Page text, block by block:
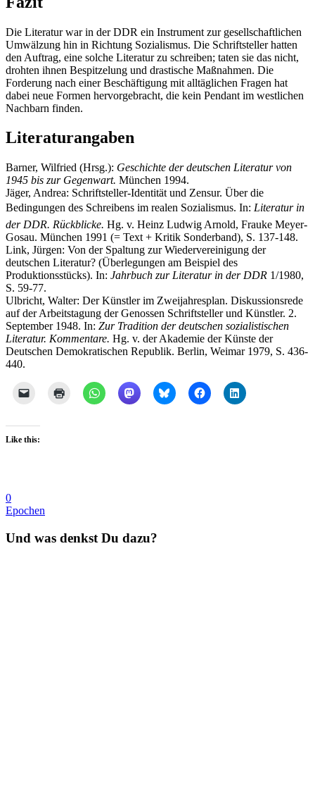
Die Literatur war in der DDR ein Instrument zur gesellschaftlichen
Umwälzung hin in Richtung Sozialismus. Die Schriftsteller hatten
den Auftrag, eine solche Literatur zu schreiben; taten sie das nicht,
drohten ihnen Bespitzelung und drastische Maßnahmen. Die
Forderung nach einer Beschäftigung mit alltäglichen Fragen hat
dabei neue Formen hervorgebracht, die kein Pendant im westlichen
Nachbarn finden.
Literaturangaben
Barner, Wilfried (Hrsg.): Geschichte der deutschen Literatur von
1945 bis zur Gegenwart. München 1994.
Jäger, Andrea: Schriftsteller-Identität und Zensur. Über die
Bedingungen des Schreibens im realen Sozialismus. In: Literatur in
der DDR. Rückblicke. Hg. v. Heinz Ludwig Arnold, Frauke Meyer-
Gosau. München 1991 (= Text + Kritik Sonderband), S. 137-148.
Link, Jürgen: Von der Spaltung zur Wiedervereinigung der
deutschen Literatur? (Überlegungen am Beispiel des
Produktionsstücks). In: Jahrbuch zur Literatur in der DDR 1/1980,
S. 59-77.
Ulbricht, Walter: Der Künstler im Zweijahresplan. Diskussionsrede
auf der Arbeitstagung der Genossen Schriftsteller und Künstler. 2.
September 1948. In: Zur Tradition der deutschen sozialistischen
Literatur. Kommentare. Hg. v. der Akademie der Künste der
Deutschen Demokratischen Republik. Berlin, Weimar 1979, S. 436-
440.
Like this:
0
Epochen
Und was denkst Du dazu?